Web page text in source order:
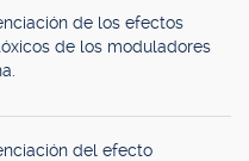
de los efectos
de los moduladores
del efecto